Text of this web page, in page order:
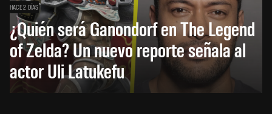
HACE 2 DÍAS
¿Quién será Ganondorf en The Legend
of Zelda? Un nuevo reporte señala al
actor Uli Latukefu